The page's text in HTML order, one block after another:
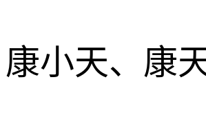
康小天、康